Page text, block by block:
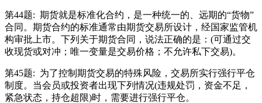
第44题: 期货就是标准化合约，是一种统一的、远期的“货物”
合同。期货合约的标准通常由期货交易所设计，经国家监管机
构审批上市。下列关于期货合同，说法正确的是：(可通过交
收现货或对冲；唯一变量是交易价格；不允许私下交易)。
第45题: 为了控制期货交易的特殊风险，交易所实行强行平仓
制度。当会员或投资者出现下列情况(违规处罚，资金不足，
紧急状态，持仓超限)时，需要进行强行平仓。